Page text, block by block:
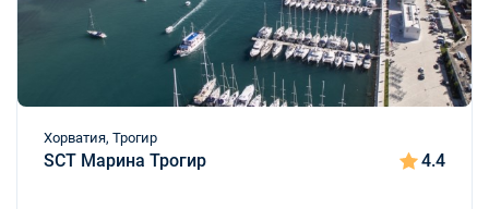
Хорватия, Трогир
SCT Марина Трогир 4.4